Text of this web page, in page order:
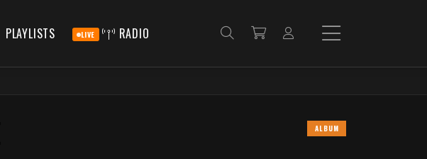
PLAYLISTS LIVE RADIO
ALBUM